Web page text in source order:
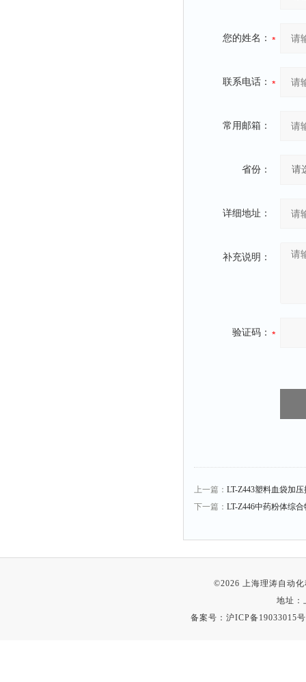
您的姓名：
联系电话：
常用邮箱：
省份：
详细地址：
补充说明：
验证码：
上一篇： LT-Z443塑料血袋加
下一篇： LT-Z446中药粉体综
©2026 上海理涛自动
地址：
备案号： 沪ICP备19033015